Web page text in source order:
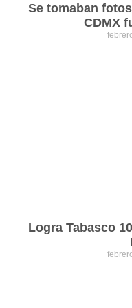
Se tomaban
CDMX
Logra Tabasco